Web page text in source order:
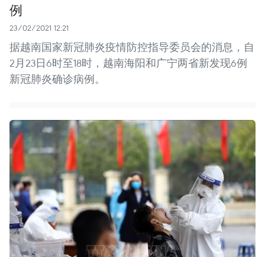
例
23/02/2021 12:21
据越南国家新冠肺炎疫情防控指导委员会的消息，自
2月23日6时至18时，越南海阳和广宁两省新发现6例
新冠肺炎确诊病例。